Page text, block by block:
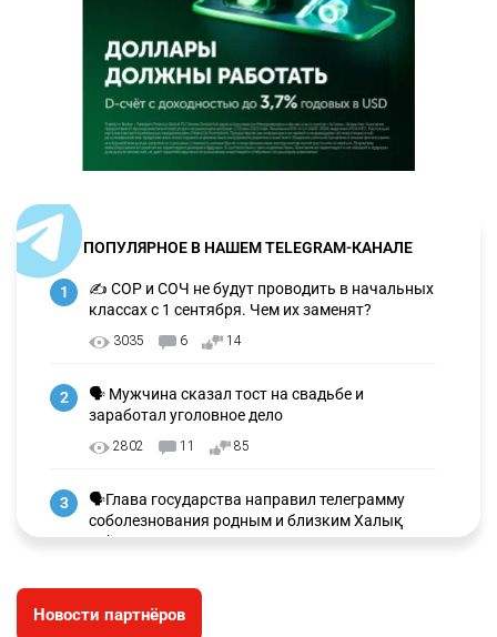
ПОПУЛЯРНОЕ В НАШЕМ TELEGRAM-КАНАЛЕ
1
✍️ СОР и СОЧ не будут проводить в начальных
классах с 1 сентября. Чем их заменят?
3035 6 14
2
🗣 Мужчина сказал тост на свадьбе и
заработал уголовное дело
2802 11 85
3
🗣Глава государства направил телеграмму
соболезнования родным и близким Халық
қаһарманы Ивана Гапича
🇫🇷 Клуб ПСЖ объявил об открытии своей
Новости партнёров